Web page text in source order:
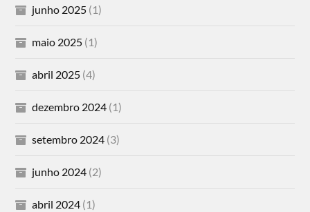
junho 2025 (1)
maio 2025 (1)
abril 2025 (4)
dezembro 2024 (1)
setembro 2024 (3)
junho 2024 (2)
abril 2024 (1)